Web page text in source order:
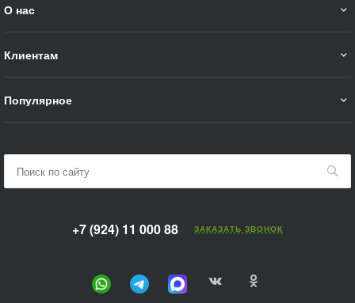
О нас
Клиентам
Популярное
+7 (924) 11 000 88 ЗАКАЗАТЬ ЗВОНОК